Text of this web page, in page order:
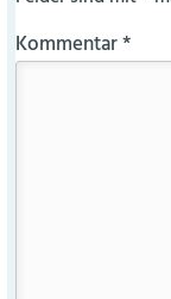
Kommentar*